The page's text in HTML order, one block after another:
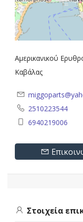
Αμερικανικού
Καβάλας
2510223544
6940219006
Στοιχεία